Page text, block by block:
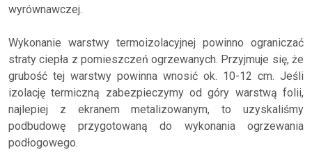
wyrównawczej.
Wykonanie warstwy termoizolacyjnej powinno ograniczać
straty ciepła z pomieszczeń ogrzewanych. Przyjmuje się, że
grubość tej warstwy powinna wnosić ok. 10-12 cm. Jeśli
izolację termiczną zabezpieczymy od góry warstwą folii,
najlepiej z ekranem metalizowanym, to uzyskaliśmy
podbudowę przygotowaną do wykonania ogrzewania
podłogowego.